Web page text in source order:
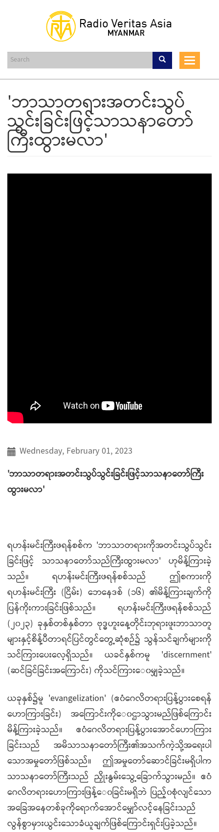
content
Toggle
'ဘာသာတရားအတင်းသွပ်
သွင်းခြင်းဖြင့်သာသနာတော်
ကြီးထွားမလာ'
Wednesday, February 01, 2023
'ဘာသာတရားအတင်းသွပ်သွင်းခြင်းဖြင့်သာသနာတော်ကြီး
ထွားမလာ'
ရဟန်းမင်းကြီးဖရန်စစ်က 'ဘာသာတရားကိုအတင်းသွပ်သွင်း
ခြင်းဖြင့် သာသနာတော်သည်ကြီးထွားမလာ' ဟုမိန့်ကြားခဲ့
သည်။ ရဟန်းမင်းကြီးဖရန်စစ်သည် ဤစကားကို
ရဟန်းမင်းကြီး (ငြိမ်း) ဘေနေဒစ် (၁၆) ၏မိန့်ကြားချက်ကို
ပြန်ကိုးကားခြင်းဖြစ်သည်။ ရဟန်းမင်းကြီးဖရန်စစ်သည်
(၂၀၂၃) ခုနှစ်တစ်နှစ်တာ ဗုဒ္ဓဟူးနေ့တိုင်းဘုရားဖူးဘာသာတူ
များနှင့်စိန့်ပီတာရင်ပြင်တွင်တွေ့ဆုံစဉ်၌ သွန်သင်ချက်များကို
သင်ကြားပေးလေ့ရှိသည်။ ယခင်နှစ်ကမူ 'discernment'
(ဆင်ခြင်ခြင်းအကြောင်း) ကိုသင်ကြား‌ေ၀မျှခဲ့သည်။
ယခုနှစ်၌မူ 'evangelization' (ဧ၀ံဂေလိတရားပြန့်ပွားစေရန်
ဟောကြားခြင်း) အကြောင်းကို‌ေ၀ဌာသွားမည်ဖြစ်ကြောင်း
မိန့်ကြားခဲ့သည်။ ဧ၀ံဂေလိတရားပြန့်ပွားအောင်ဟောကြား
ခြင်းသည် အမိသာသနာတော်ကြီး၏အသက်ကဲ့သို့အရေးပါ
သောအမှုတော်ဖြစ်သည်။ ဤအမှုတော်ဆောင်ခြင်းမရှိပါက
သာသနာတော်ကြီးသည် ညှိုးနွမ်းသွေ့ခြောက်သွားမည်။ ဧ၀ံ
ဂေလိတရားဟောကြားဖြန့်‌ေ၀ခြင်းမရှိဘဲ ပြည့်၀စုံလျင်သော
အခြေအနေတစ်ခုကိုရောက်အောင်မျှော်လင့်နေခြင်းသည်
လွန်စွာမှားယွင်းသောခံယူချက်ဖြစ်ကြောင်းရှင်းပြခဲ့သည်။